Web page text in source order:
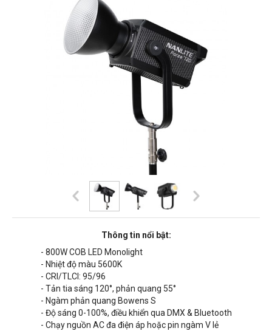
Thông tin nổi bật:
- 800W COB LED Monolight
- Nhiệt độ màu 5600K
- CRI/TLCI: 95/96
- Tản tia sáng 120°, phản quang 55°
- Ngàm phản quang Bowens S
- Độ sáng 0-100%, điều khiển qua DMX & Bluetooth
- Chạy nguồn AC đa điện áp hoặc pin ngàm V lẻ